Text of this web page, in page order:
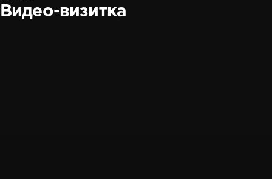
Видео-визитка